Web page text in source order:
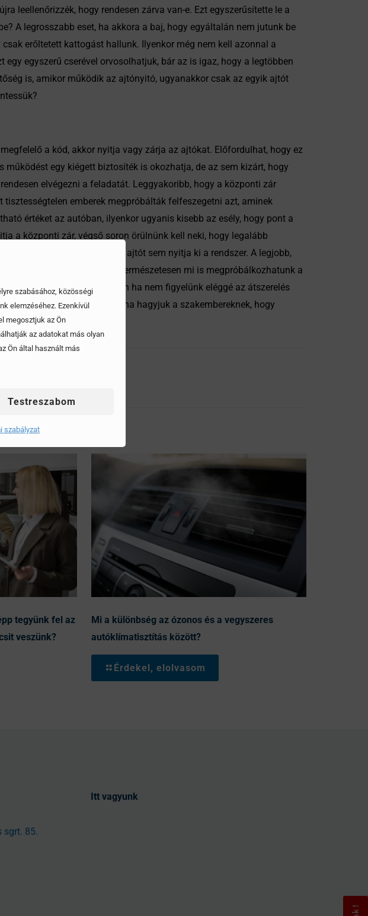
szabásához, közösségi
elemzéséhez. Ezenkívül
megosztjuk az Ön
az adatokat más olyan
Ön által használt más
Testreszabom
szabályzat
leellenőrizzék, hogy rendesen zárva van-e. Ezt egyszerűsítette le a
A legrosszabb eset, ha akkora a baj, hogy egyáltalán nem jutunk be
erőltetett kattogást hallunk. Ilyenkor még nem kell azonnal a
egyszerű cserével orvosolhatjuk, bár az is igaz, hogy a legtöbben
is, amikor működik az ajtónyitó, ugyanakkor csak az egyik ajtót
a kód, akkor nyitja vagy zárja az ajtókat. Előfordulhat, hogy ez
egy kiégett biztosíték is okozhatja, de az sem kizárt, hogy
elvégezni a feladatát. Leggyakoribb, hogy a központi zár
emberek megpróbálták felfeszegetni azt, aminek
értéket az autóban, ilyenkor ugyanis kisebb az esély, hogy pont a
a központi zár, végső soron örülnünk kell neki, hogy legalább
hogy legközelebb az egyik ajtót sem nyitja ki a rendszer. A legjobb,
találnak a problémánkra. Természetesen mi is megpróbálkozhatunk a
autós boltokban, azonban ha nem figyelünk eléggé az átszerelés
A legjobb megoldás tehát, ha hagyjuk a szakembereknek, hogy
tegyünk fel az
veszünk?
Mi a különbség az ózonos és a vegyszeres
autóklímatisztítás között?
Érdekel, elolvasom
sgrt. 85.
Itt vagyunk